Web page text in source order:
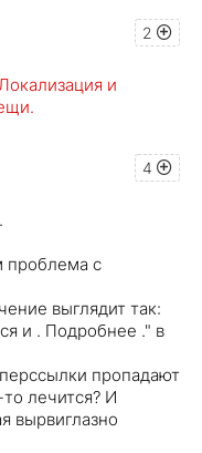
2
и
4
проблема с
выглядит так:
и . Подробнее ." в
пропадают
лечится? И
вырвиглазно